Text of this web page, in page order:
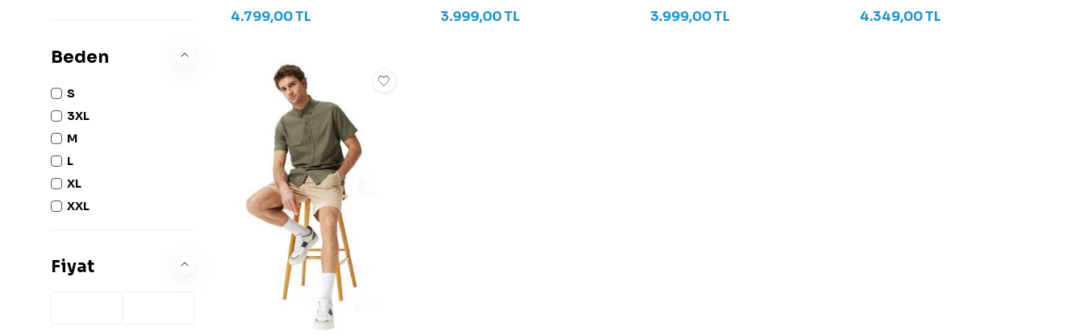
Siyah
Beden
S
3XL
M
L
XL
XXL
Fiyat
4.799,00TL 3.999,00TL 3.999,00TL 4.349,00TL